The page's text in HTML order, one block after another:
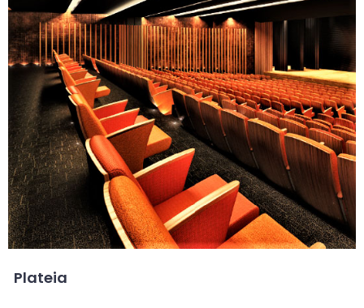
Plateia